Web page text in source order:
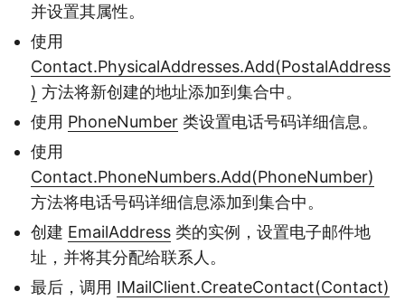
并设置其属性。
使用
Contact.PhysicalAddresses.Add(PostalAddress
) 方法将新创建的地址添加到集合中。
使用 PhoneNumber 类设置电话号码详细信息。
使用
Contact.PhoneNumbers.Add(PhoneNumber)
方法将电话号码详细信息添加到集合中。
创建 EmailAddress 类的实例，设置电子邮件地
址，并将其分配给联系人。
最后，调用 IMailClient.CreateContact(Contact)